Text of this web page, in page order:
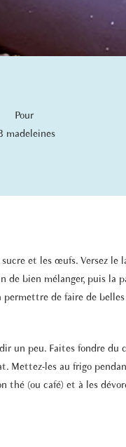
Pour
madeleines
et les œufs. Versez le
de bien mélanger, puis la
de faire de
un peu. Faites fondre du
Mettez-les au frigo
thé (ou café) et à les